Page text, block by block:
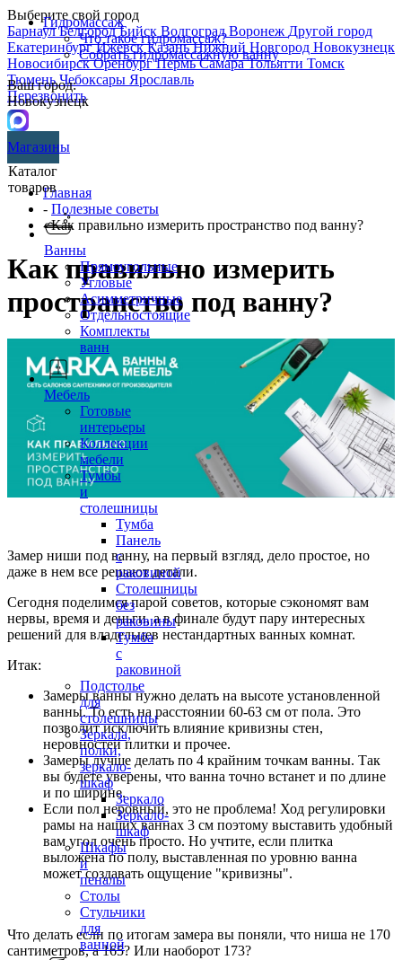
Выберите свой город
БарнаулБелгородБийск ВолгоградВоронеж Другой город
ЕкатеринбургИжевскКазаньНижний Новгород Новокузнецк
НовосибирскОренбургПермьСамараТольятти Томск
ТюменьЧебоксары Ярославль
Перезвонить
Гидромассаж
Что такое гидромассаж?
Собрать гидромассажную ванну
Ваш город:
Новокузнецк
Магазины
Каталог
товаров
Ванны
Прямоугольные
Угловые
Асимметричные
Отдельностоящие
Комплекты
ванн
Мебель
Готовые
интерьеры
Коллекции
мебели
Тумбы
и
столешницы
Тумба
Панель
с
раковиной
Столешницы
без
раковины
Тумба
с
раковиной
Подстолье
для
столешницы
Зеркала,
полки,
зеркало-
шкаф
Зеркало
Зеркало-
шкаф
Шкафы
и
пеналы
Столы
Стульчики
для
ванной
Главная
- Полезные советы
- Как правильно измерить пространство под ванну?
Как правильно измерить
пространство под ванну?
Замер ниши под ванну, на первый взгляд, дело простое, но
даже в нем все решают детали.
Сегодня поделимся парой советов, которые сэкономят вам
нервы, время и деньги, а в финале будут пару интересных
решений для владельцев нестандартных ванных комнат.
Итак:
Замеры ванны нужно делать на высоте установленной
ванны. То есть на расстоянии 60-63 см от пола. Это
позволит исключить влияние кривизны стен,
неровностей плитки и прочее.
Замеры лучше делать по 4 крайним точкам ванны. Так
вы будете уверены, что ванна точно встанет и по длине
и по ширине.
Если пол неровный, это не проблема! Ход регулировки
рамы на наших ваннах 3 см поэтому выставить удобный
вам угол очень просто. Но учтите, если плитка
выложена по полу, выставленная по уровню ванна
может создавать ощущение "кривизны".
Что делать если по итогам замера вы поняли, что ниша не 170
сантиметров, а 165? Или наоборот 173?